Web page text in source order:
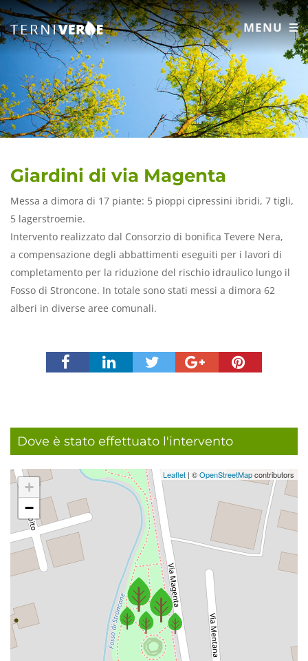
MENU
Giardini di via Magenta
Messa a dimora di 17 piante: 5 pioppi cipressini ibridi, 7 tigli,
5 lagerstroemie.
Intervento realizzato dal Consorzio di bonifica Tevere Nera,
a compensazione degli abbattimenti eseguiti per i lavori di
completamento per la riduzione del rischio idraulico lungo il
Fosso di Stroncone. In totale sono stati messi a dimora 62
alberi in diverse aree comunali.
Dove è stato effettuato l'intervento
+
−
Leaflet | ©OpenStreetMapcontributors